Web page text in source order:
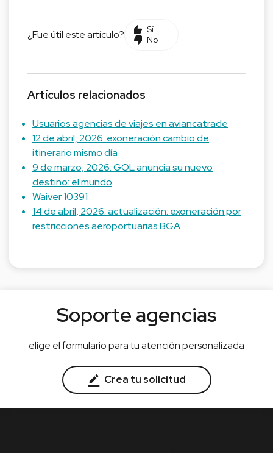
¿Fue útil este artículo?
Sí
No
Artículos relacionados
Usuarios agencias de viajes en aviancatrade
12 de abril, 2026: exoneración cambio de
itinerario mismo día
9 de marzo, 2026: GOL anuncia su nuevo
destino: el mundo
Waiver 10391
14 de abril, 2026: actualización: exoneración por
restricciones aeroportuarias BGA
Soporte agencias
elige el formulario para tu atención personalizada
Crea tu solicitud